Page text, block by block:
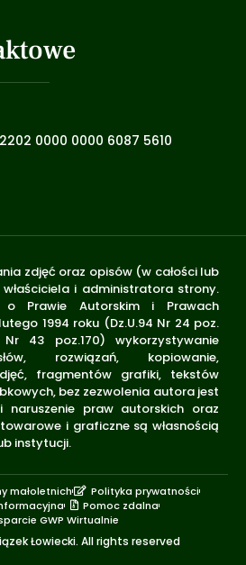
0000 0000 6087 5610
zdjęć oraz opisów (w całości lub
właściciela i administratora strony.
Prawie Autorskim i Prawach
1994 roku (Dz.U.94 Nr 24 poz.
43 poz.170) wykorzystywanie
rozwiązań, kopiowanie,
fragmentów grafiki, tekstów
bez zezwolenia autora jest
naruszenie praw autorskich oraz
i graficzne są własnością
instytucji.
Łowiecki. All rights reserved
małoletnich
Polityka prywatności
Pomoc zdalna
GWP Wirtualnie